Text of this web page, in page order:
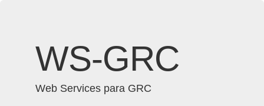
WS-GRC
Web Services para GRC